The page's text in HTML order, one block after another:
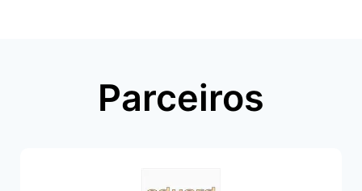
Parceiros